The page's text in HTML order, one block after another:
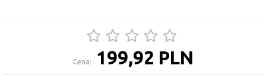
Cena: 199,92 PLN